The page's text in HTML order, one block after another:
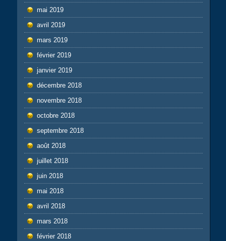
mai 2019
avril 2019
mars 2019
février 2019
janvier 2019
décembre 2018
novembre 2018
octobre 2018
septembre 2018
août 2018
juillet 2018
juin 2018
mai 2018
avril 2018
mars 2018
février 2018